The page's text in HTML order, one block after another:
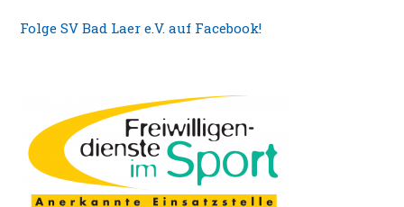
Folge SV Bad Laer e.V. auf Facebook!